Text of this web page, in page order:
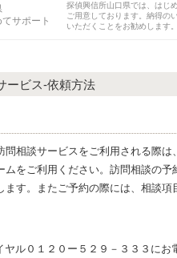
サポート
探偵興信所山口県では、はじ
ご用意しております。納得の
いただくことをお勧めします。
ービス-依頼方法
問相談サービスをご利用される際
ムをご利用ください。訪問相談の
ます。またご予約の際には、相談
ヤル０１２０ー５２９－３３３にお